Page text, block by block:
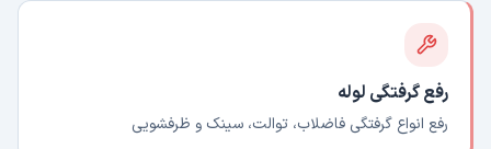
رفع گرفتگی لوله
رفع انواع گرفتگی فاضلاب، توالت، سینک و ظرفشویی